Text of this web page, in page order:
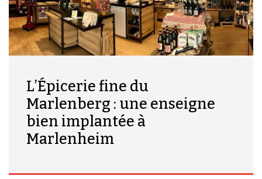
L’Épicerie fine du
Marlenberg : une enseigne
bien implantée à
Marlenheim